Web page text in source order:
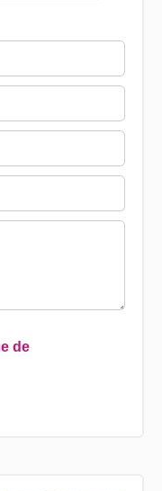
de